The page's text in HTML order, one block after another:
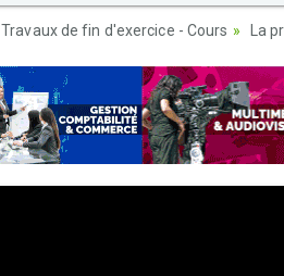
Travaux de fin d'exercice - Cours La